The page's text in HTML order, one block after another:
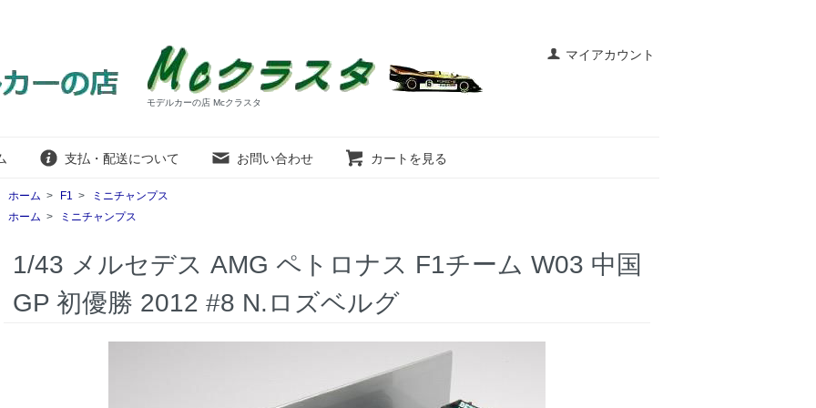
マイアカウント
モデルカーの店 Mcクラスタ
支払・配送について お問い合わせ カートを見る
ホーム > F1 >
ミニチャンプス
ホーム > ミニチャンプス
1/43 メルセデス AMG ペトロナス F1チーム W03 中国
GP 初優勝 2012 #8 N.ロズベルグ